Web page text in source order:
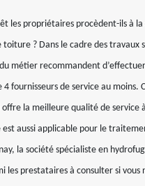
les propriétaires procèdent-ils à la
toiture ? Dans le cadre des travaux
métier recommandent
4 fournisseurs de service au moins.
la meilleure qualité de service
aussi applicable pour le
la société spécialiste en
les prestataires à consulter si vous